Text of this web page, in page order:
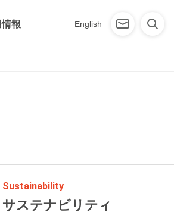
報 English
Sustainability
サステナビリティ